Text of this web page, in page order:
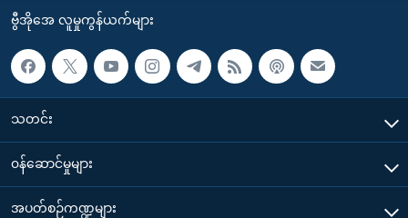
ဗွီအိုအေ လူမှုကွန်ယက်များ
သတင်း
၀န်ဆောင်မှုများ
အပတ်စဉ်ကဏ္ဍများ